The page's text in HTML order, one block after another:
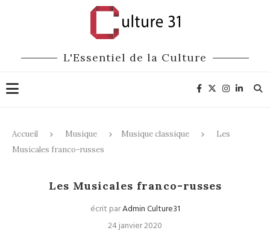
L'Essentiel de la Culture
Accueil Musique Musique classique
Les
Musicales franco-russes
Les Musicales franco-russes
écrit parAdmin Culture31
24 janvier 2020